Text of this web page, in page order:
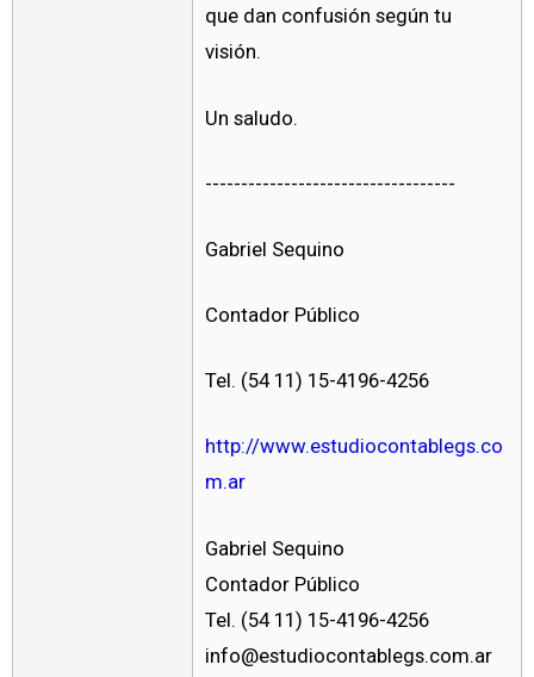
que dan confusión según tu
visión.
Un saludo.
-----------------------------------
Gabriel Sequino
Contador Público
Tel. (54 11) 15-4196-4256
http://www.estudiocontablegs.co
m.ar
Gabriel Sequino
Contador Público
Tel. (54 11) 15-4196-4256
info@estudiocontablegs.com.ar